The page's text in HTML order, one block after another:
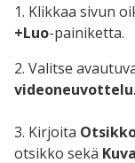
1. Klikkaa sivun
+Luo-painiketta.
2. Valitse
videoneuvottelu
3. Kirjoita
otsikko sekä